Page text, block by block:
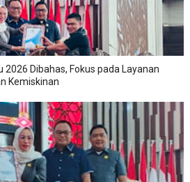
2026 Dibahas, Fokus pada Layanan
Kemiskinan